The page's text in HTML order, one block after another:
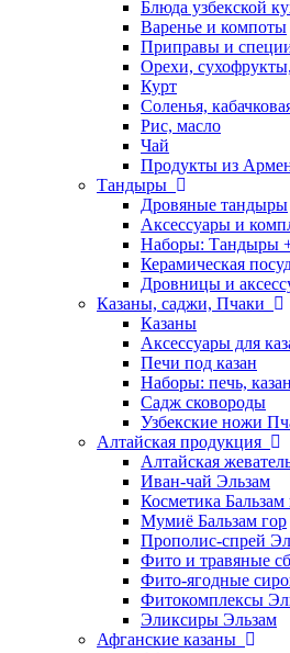
Блюда узбекской
Варенье и компоты
Приправы и
Орехи,
Курт
Соленья,
Рис, масло
Чай
Продукты из
Тандыры
Дровяные тандыры
Аксессуары и
Наборы: Тандыры +
Керамическая
Дровницы и
Казаны, саджи, Пчаки
Казаны
Аксессуары для
Печи под казан
Наборы: печь,
Садж сковороды
Узбекские ножи
Алтайская продукция
Алтайская
Иван-чай Эльзам
Косметика Бальзам
Мумиё Бальзам гор
Прополис-спрей
Фито и травяные
Фито-ягодные
Фитокомплексы
Эликсиры Эльзам
Афганские казаны